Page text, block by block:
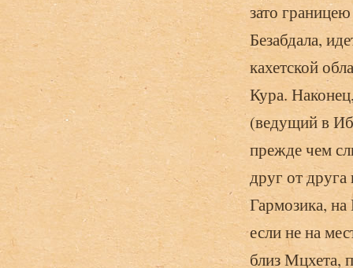
зато
Безабдала,
кахетской
Кура.
(ведущий в
прежде чем
друг от друга
Гармозика,
если не на
близ Мцхета,